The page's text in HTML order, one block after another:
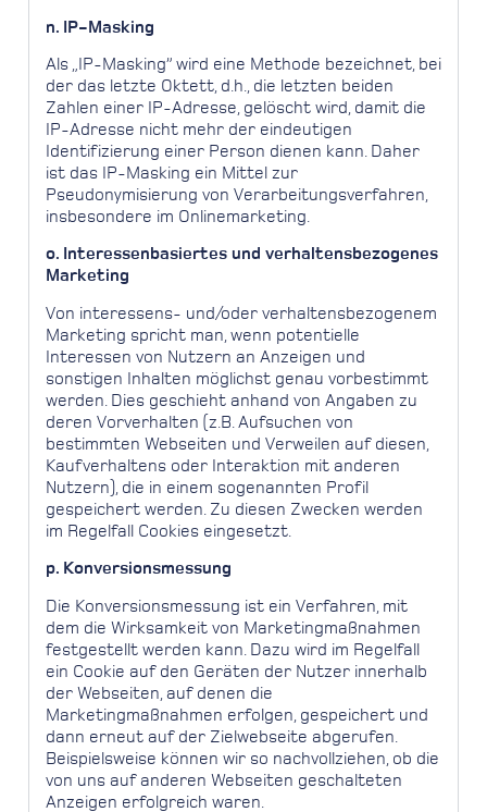
n. IP-Masking
Als „IP-Masking” wird eine Methode bezeichnet, bei
der das letzte Oktett, d.h., die letzten beiden
Zahlen einer IP-Adresse, gelöscht wird, damit die
IP-Adresse nicht mehr der eindeutigen
Identifizierung einer Person dienen kann. Daher
ist das IP-Masking ein Mittel zur
Pseudonymisierung von Verarbeitungsverfahren,
insbesondere im Onlinemarketing.
o. Interessenbasiertes und verhaltensbezogenes
Marketing
Von interessens- und/oder verhaltensbezogenem
Marketing spricht man, wenn potentielle
Interessen von Nutzern an Anzeigen und
sonstigen Inhalten möglichst genau vorbestimmt
werden. Dies geschieht anhand von Angaben zu
deren Vorverhalten (z.B. Aufsuchen von
bestimmten Webseiten und Verweilen auf diesen,
Kaufverhaltens oder Interaktion mit anderen
Nutzern), die in einem sogenannten Profil
gespeichert werden. Zu diesen Zwecken werden
im Regelfall Cookies eingesetzt.
p. Konversionsmessung
Die Konversionsmessung ist ein Verfahren, mit
dem die Wirksamkeit von Marketingmaßnahmen
festgestellt werden kann. Dazu wird im Regelfall
ein Cookie auf den Geräten der Nutzer innerhalb
der Webseiten, auf denen die
Marketingmaßnahmen erfolgen, gespeichert und
dann erneut auf der Zielwebseite abgerufen.
Beispielsweise können wir so nachvollziehen, ob die
von uns auf anderen Webseiten geschalteten
Anzeigen erfolgreich waren.